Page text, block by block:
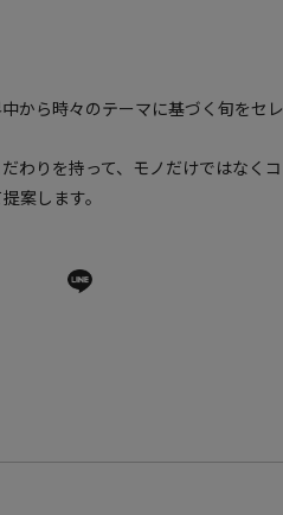
から時々のテーマに基づく旬をセレ
わりを持って、モノだけではなくコ
案します。